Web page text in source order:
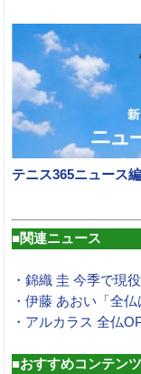
テニス365ニュース
■関連ニュース
・錦織 圭 今季で現
・伊藤 あおい「全
・アルカラス 全仏
■おすすめコンテンツ